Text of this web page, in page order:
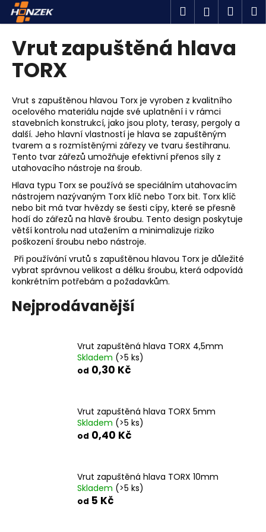
Přejít
obsah
Hledat
Vrut zapuštěná hlava
TORX
Vrut s zapuštěnou hlavou Torx je vyroben z kvalitního
ocelového materiálu najde své uplatnění i v rámci
stavebních konstrukcí, jako jsou ploty, terasy, pergoly a
další. Jeho hlavní vlastností je hlava se zapuštěným
tvarem a s rozmístěnými zářezy ve tvaru šestihranu.
Tento tvar zářezů umožňuje efektivní přenos síly z
utahovacího nástroje na šroub.
Hlava typu Torx se používá se speciálním utahovacím
nástrojem nazývaným Torx klíč nebo Torx bit. Torx klíč
nebo bit má tvar hvězdy se šesti cípy, které se přesně
hodí do zářezů na hlavě šroubu. Tento design poskytuje
větší kontrolu nad utažením a minimalizuje riziko
poškození šroubu nebo nástroje.
Při používání vrutů s zapuštěnou hlavou Torx je důležité
vybrat správnou velikost a délku šroubu, která odpovídá
konkrétním potřebám a požadavkům.
Nejprodávanější
Vrut zapuštěná hlava TORX 4,5mm
Skladem (>5 ks)
od 0,30 Kč
Vrut zapuštěná hlava TORX 5mm
Skladem (>5 ks)
od 0,40 Kč
Vrut zapuštěná hlava TORX 10mm
Skladem (>5 ks)
od 5 Kč
o
C
o
p
o
t
ř
e
b
u
j
e
t
e
n
a
j
í